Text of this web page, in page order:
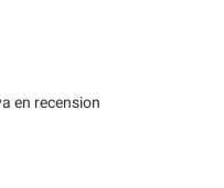
en recension